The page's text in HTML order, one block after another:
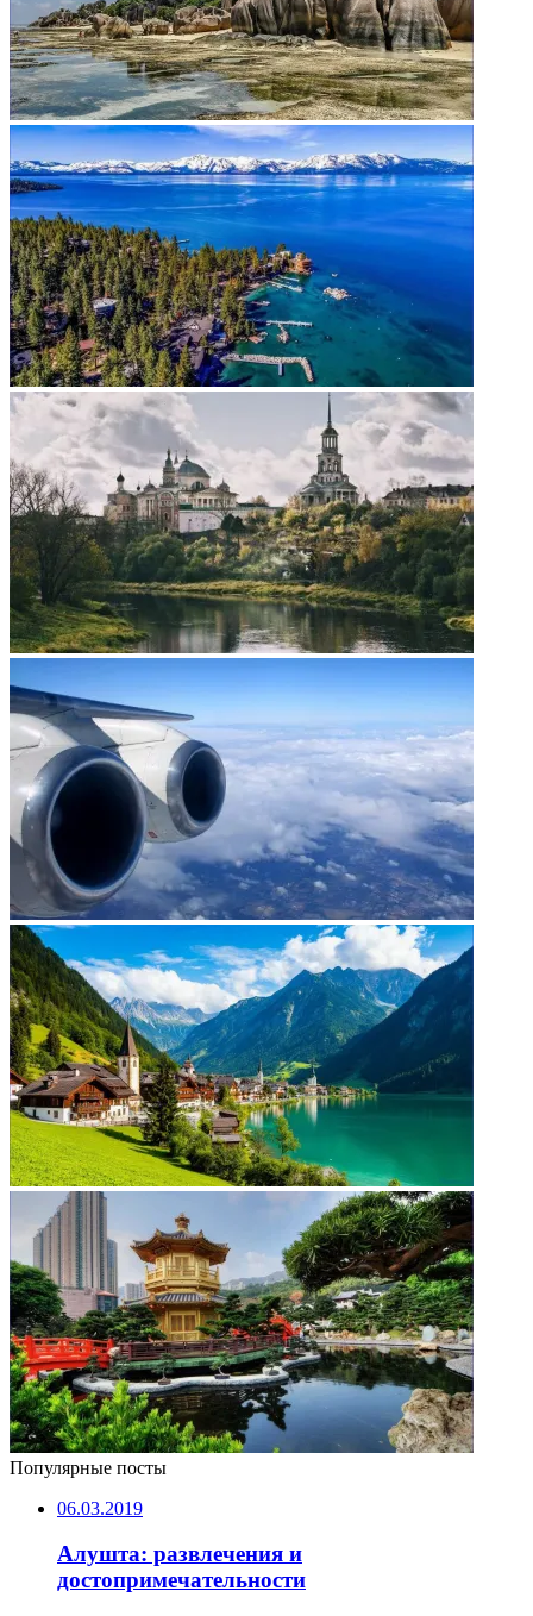
Популярные посты
06.03.2019
Алушта: развлечения и
достопримечательности